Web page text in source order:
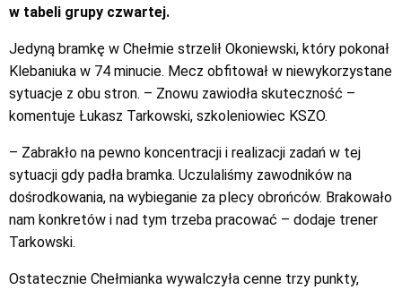
w tabeli grupy czwartej.
Jedyną bramkę w Chełmie strzelił Okoniewski, który pokonał
Klebaniuka w 74 minucie. Mecz obfitował w niewykorzystane
sytuacje z obu stron. – Znowu zawiodła skuteczność –
komentuje Łukasz Tarkowski, szkoleniowiec KSZO.
– Zabrakło na pewno koncentracji i realizacji zadań w tej
sytuacji gdy padła bramka. Uczulaliśmy zawodników na
dośrodkowania, na wybieganie za plecy obrońców. Brakowało
nam konkretów i nad tym trzeba pracować – dodaje trener
Tarkowski.
Ostatecznie Chełmianka wywalczyła cenne trzy punkty,